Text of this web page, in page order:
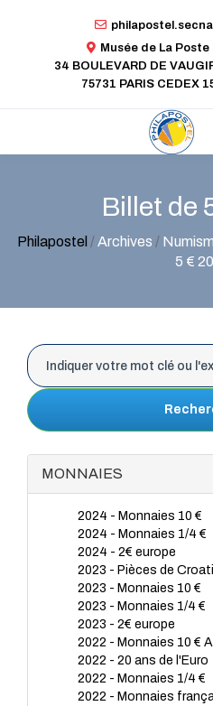
Musée de La Poste
34 BOULEVARD DE
75731 PARIS CEDEX
Billet de
Philapostel /Archives /
5 €
MONNAIES
2024 - Monnaies 10 €
2024 - Monnaies 1/4 €
2024 - 2€ europe
2023 - Pièces de
2023 - Monnaies 10 €
2023 - Monnaies 1/4 €
2023 - 2€ europe
2022 - Monnaies 10 €
2022 - 20 ans de l'Euro
2022 - Monnaies 1/4 €
2022 - Monnaies